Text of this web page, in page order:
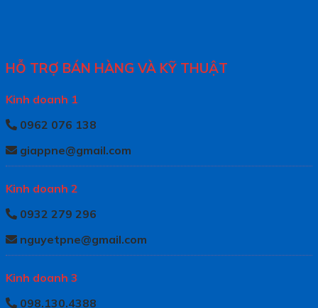
HỖ TRỢ BÁN HÀNG VÀ KỸ THUẬT
Kinh doanh 1
0962 076 138
giappne@gmail.com
Kinh doanh 2
0932 279 296
nguyetpne@gmail.com
Kinh doanh 3
098.130.4388